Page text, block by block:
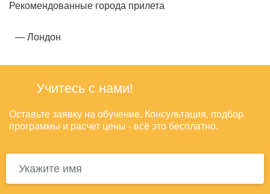
Рекомендованные города прилета
Лондон
Учитесь с нами!
Оставьте заявку на обучение. Консультация, подбор
программы и расчет цены - всё это бесплатно.